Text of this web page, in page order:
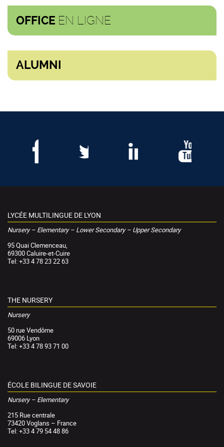
OFFICE EN LIGNE
ALUMNI
LYCÉE MULTILINGUE DE LYON
Nursery – Elementary – Lower Secondary – Upper Secondary
95 Quai Clemenceau,
69300 Caluire-et-Cuire
Tel: +33 4 78 23 22 63
THE NURSERY
Nursery
50 rue Vendôme
69006 Lyon
Tel: +33 4 78 93 71 00
ÉCOLE BILINGUE DE SAVOIE
Nursery – Elementary
215 Rue centrale
73420 Voglans – France
Tel: +33 4 79 54 48 86